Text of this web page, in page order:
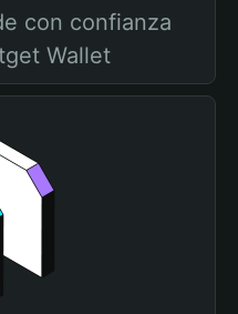
con confianza
Wallet